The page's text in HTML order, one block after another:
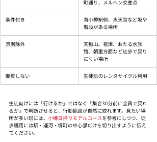
町通り、メルヘン交差点
条件付き
南小樽駅側、水天宮など坂や
階段がある場所
原則除外
天狗山、祝津、おたる水族
館、朝里方面など徒歩で戻り
にくい場所
推奨しない 生徒班のレンタサイクル利用
生徒向けには「行けるか」ではなく「集合30分前に全員で戻れ
るか」で判断させると、行動範囲が自然に絞れます。見たい場
所が多い班には、 小樽日帰りモデルコースを参考にしつつ、徒
歩班用には駅・運河・堺町の中心部だけを切り出すように伝え
てください。